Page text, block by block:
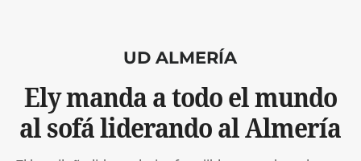
UD ALMERÍA
Ely manda a todo el mundo
al sofá liderando al Almería